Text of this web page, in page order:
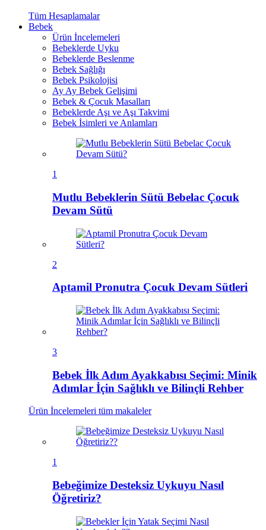
Tüm Hesaplamalar
Bebek
Ürün İncelemeleri
Bebeklerde Uyku
Bebeklerde Beslenme
Bebek Sağlığı
Bebek Psikolojisi
Ay Ay Bebek Gelişimi
Bebek & Çocuk Masalları
Bebeklerde Aşı ve Aşı Takvimi
Bebek İsimleri ve Anlamları
1
Mutlu Bebeklerin Sütü Bebelac Çocuk
Devam Sütü
2
Aptamil Pronutra Çocuk Devam Sütleri
3
Bebek İlk Adım Ayakkabısı Seçimi: Minik
Adımlar İçin Sağlıklı ve Bilinçli Rehber
Ürün İncelemeleri tüm makaleler
1
Bebeğimize Desteksiz Uykuyu Nasıl
Öğretiriz?